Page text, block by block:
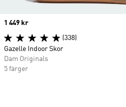
Price
1 449 kr
(338)
Gazelle Indoor Skor
Dam Originals
5 färger